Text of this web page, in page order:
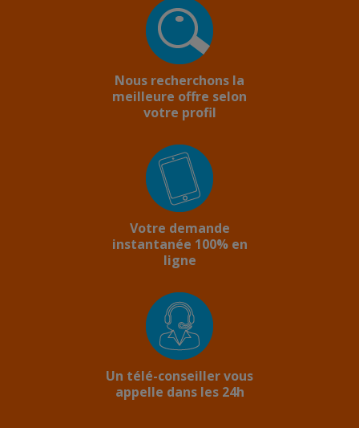
Nous recherchons la
meilleure offre selon
votre profil
Votre demande
instantanée 100% en
ligne
Un télé-conseiller vous
appelle dans les 24h